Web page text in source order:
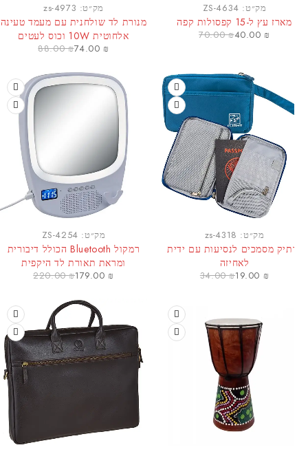
מק״ט:ZS-4634
מארז עץ ל-15 קפסולות קפה
70.00₪40.00
מק״ט:zs-4973
מנורת לד שולחנית עם מעמד טעינה
אלחוטית 10W וכוס לעטים
88.00₪74.00
מק״ט:zs-4318
מסמכים לנסיעות עם ידית
לאחיזה
34.00₪19.00
מק״ט:ZS-4254
רמקול Bluetooth הכולל דיבורית
ומראת תאורת לד היקפית
220.00₪179.00